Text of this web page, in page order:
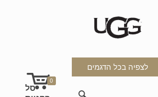
לצפיה בכל הדגמים
0